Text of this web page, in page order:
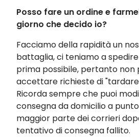
Posso fare un ordine e
giorno che decido io?
Facciamo della rapidità un
battaglia, ci teniamo a
prima possibile, pertanto non
accettare richieste di
Ricorda sempre che puoi
consegna da domicilio a
maggior parte dei corrieri
tentativo di consegna fallito.